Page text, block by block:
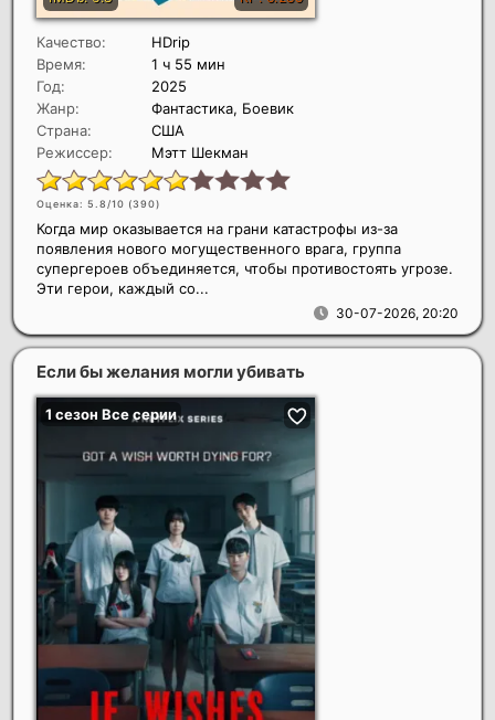
Качество:
HDrip
Время:
1 ч 55 мин
Год:
2025
Жанр:
Фантастика, Боевик
Страна:
США
Режиссер:
Мэтт Шекман
Оценка: 5.8/10 (390)
30-07-2026, 20:20
Когда мир оказывается на грани катастрофы из-за
появления нового могущественного врага, группа
супергероев объединяется, чтобы противостоять угрозе.
Эти герои, каждый со...
Если бы желания могли убивать